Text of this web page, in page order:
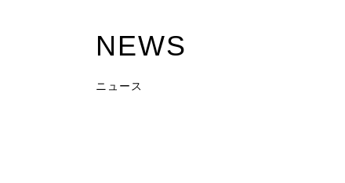
NEWS
ニュース